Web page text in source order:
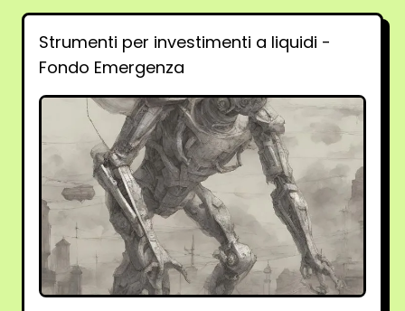
Strumenti per investimenti a liquidi -
Fondo Emergenza